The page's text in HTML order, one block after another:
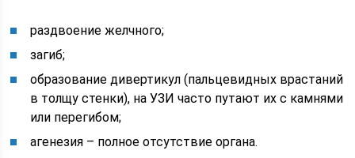
раздвоение желчного;
загиб;
образование дивертикул (пальцевидных врастаний
в толщу стенки), на УЗИ часто путают их с камнями
или перегибом;
агенезия – полное отсутствие органа.